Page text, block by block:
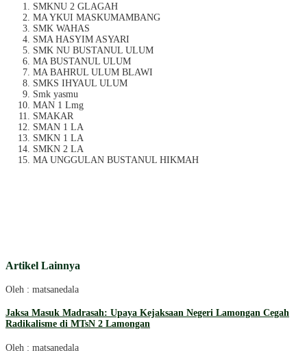
SMKNU 2 GLAGAH
MA YKUI MASKUMAMBANG
SMK WAHAS
SMA HASYIM ASYARI
SMK NU BUSTANUL ULUM
MA BUSTANUL ULUM
MA BAHRUL ULUM BLAWI
SMKS IHYAUL ULUM
Smk yasmu
MAN 1 Lmg
SMAKAR
SMAN 1 LA
SMKN 1 LA
SMKN 2 LA
MA UNGGULAN BUSTANUL HIKMAH
Artikel Lainnya
Oleh : matsanedala
Jaksa Masuk Madrasah: Upaya Kejaksaan Negeri Lamongan Cegah
Radikalisme di MTsN 2 Lamongan
Oleh : matsanedala